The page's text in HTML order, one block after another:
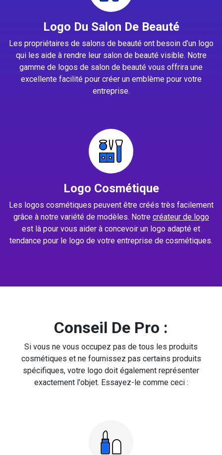
Logo Du Salon De Beauté
Les propriétaires de salons de beauté ont besoin d’un logo
qui les aide à rendre leur salon de beauté visible. Notre
gamme de logos de salon de beauté vous offrira une
excellente facilité pour créer un emblème pour votre
entreprise.
Logo Cosmétique
Les logos cosmétiques peuvent être créés très facilement
grâce à notre variété de modèles. Notre créateur de logo
est là pour vous aider à concevoir un logo adapté et
tendance pour le logo de votre entreprise de cosmétiques.
Conseil De Pro :
Si vous ne vous occupez pas de tous les produits
cosmétiques et ne fournissez pas certains produits
spécifiques, votre logo doit également représenter
exactement l'objet. Essayez-le comme ceci :